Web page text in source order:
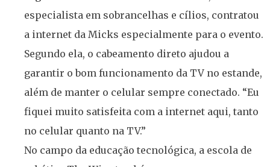
especialista em sobrancelhas e cílios, contratou
a internet da Micks especialmente para o evento.
Segundo ela, o cabeamento direto ajudou a
garantir o bom funcionamento da TV no estande,
além de manter o celular sempre conectado. “Eu
fiquei muito satisfeita com a internet aqui, tanto
no celular quanto na TV.”
No campo da educação tecnológica, a escola de